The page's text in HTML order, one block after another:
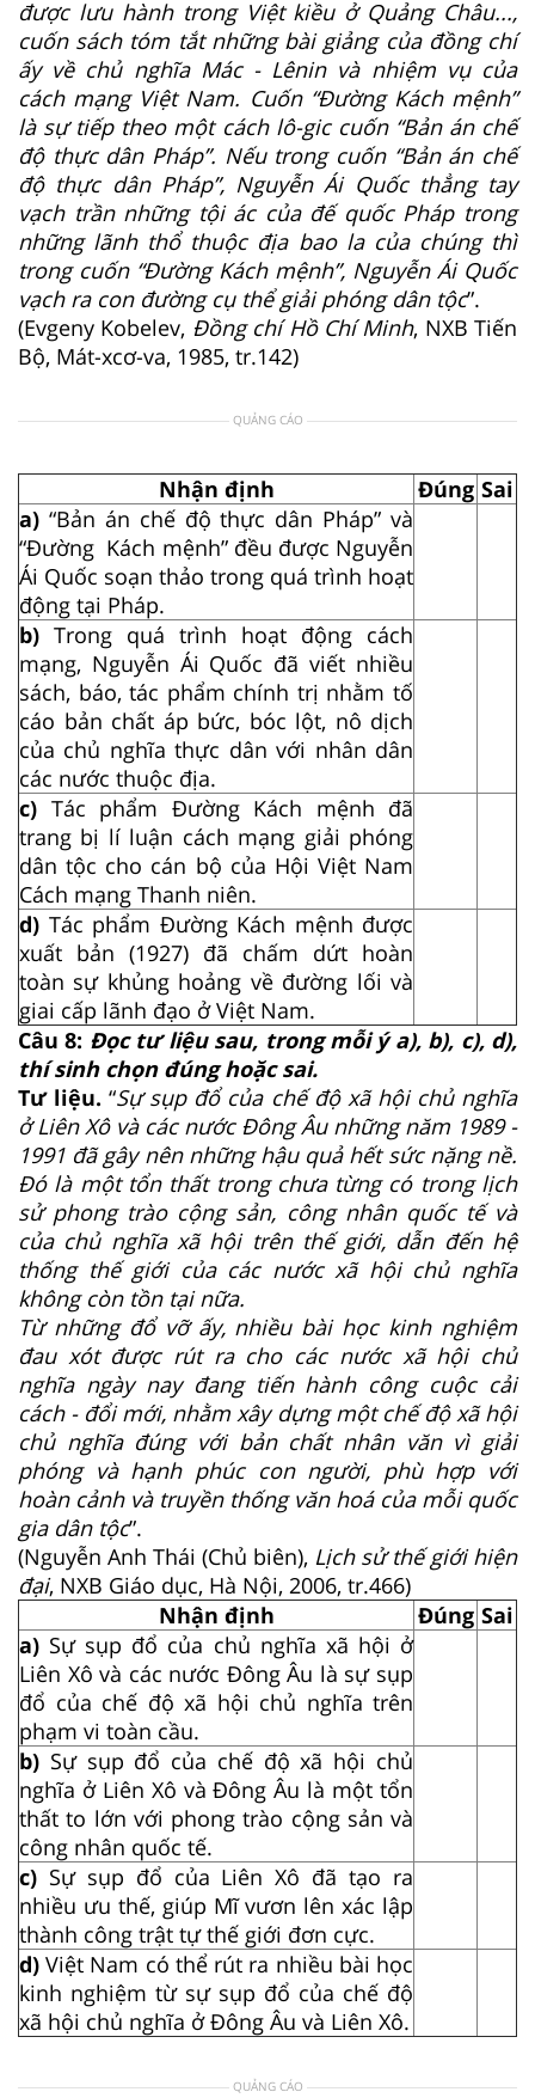
được lưu hành trong Việt kiều ở Quảng Châu...,
cuốn sách tóm tắt những bài giảng của đồng chí
ấy về chủ nghĩa Mác - Lênin và nhiệm vụ của
cách mạng Việt Nam. Cuốn “Đường Kách mệnh”
là sự tiếp theo một cách lô-gic cuốn “Bản án chế
độ thực dân Pháp”. Nếu trong cuốn “Bản án chế
độ thực dân Pháp”, Nguyễn Ái Quốc thẳng tay
vạch trần những tội ác của đế quốc Pháp trong
những lãnh thổ thuộc địa bao la của chúng thì
trong cuốn “Đường Kách mệnh”, Nguyễn Ái Quốc
vạch ra con đường cụ thể giải phóng dân tộc”.
(Evgeny Kobelev, Đồng chí Hồ Chí Minh, NXB Tiến
Bộ, Mát-xcơ-va, 1985, tr.142)
QUẢNG CÁO
Nhận định Đúng Sai
a) “Bản án chế độ thực dân Pháp” và
“Đường Kách mệnh” đều được Nguyễn
Ái Quốc soạn thảo trong quá trình hoạt
động tại Pháp.
b) Trong quá trình hoạt động cách
mạng, Nguyễn Ái Quốc đã viết nhiều
sách, báo, tác phẩm chính trị nhằm tố
cáo bản chất áp bức, bóc lột, nô dịch
của chủ nghĩa thực dân với nhân dân
các nước thuộc địa.
c) Tác phẩm Đường Kách mệnh đã
trang bị lí luận cách mạng giải phóng
dân tộc cho cán bộ của Hội Việt Nam
Cách mạng Thanh niên.
d) Tác phẩm Đường Kách mệnh được
xuất bản (1927) đã chấm dứt hoàn
toàn sự khủng hoảng về đường lối và
giai cấp lãnh đạo ở Việt Nam.
Câu 8: Đọc tư liệu sau, trong mỗi ý a), b), c), d),
thí sinh chọn đúng hoặc sai.
Tư liệu.“Sự sụp đổ của chế độ xã hội chủ nghĩa
ở Liên Xô và các nước Đông Âu những năm 1989 -
1991 đã gây nên những hậu quả hết sức nặng nề.
Đó là một tổn thất trong chưa từng có trong lịch
sử phong trào cộng sản, công nhân quốc tế và
của chủ nghĩa xã hội trên thế giới, dẫn đến hệ
thống thế giới của các nước xã hội chủ nghĩa
không còn tồn tại nữa.
Từ những đổ vỡ ấy, nhiều bài học kinh nghiệm
đau xót được rút ra cho các nước xã hội chủ
nghĩa ngày nay đang tiến hành công cuộc cải
cách - đổi mới, nhằm xây dựng một chế độ xã hội
chủ nghĩa đúng với bản chất nhân văn vì giải
phóng và hạnh phúc con người, phù hợp với
hoàn cảnh và truyền thống văn hoá của mỗi quốc
gia dân tộc”.
(Nguyễn Anh Thái (Chủ biên), Lịch sử thế giới hiện
đại, NXB Giáo dục, Hà Nội, 2006, tr.466)
Nhận định
Đúng Sai
a) Sự sụp đổ của chủ nghĩa xã hội ở
Liên Xô và các nước Đông Âu là sự sụp
đổ của chế độ xã hội chủ nghĩa trên
phạm vi toàn cầu.
b) Sự sụp đổ của chế độ xã hội chủ
nghĩa ở Liên Xô và Đông Âu là một tổn
thất to lớn với phong trào cộng sản và
công nhân quốc tế.
c) Sự sụp đổ của Liên Xô đã tạo ra
nhiều ưu thế, giúp Mĩ vươn lên xác lập
thành công trật tự thế giới đơn cực.
d)Việt Nam có thể rút ra nhiều bài học
kinh nghiệm từ sự sụp đổ của chế độ
xã hội chủ nghĩa ở Đông Âu và Liên Xô.
QUẢNG CÁO